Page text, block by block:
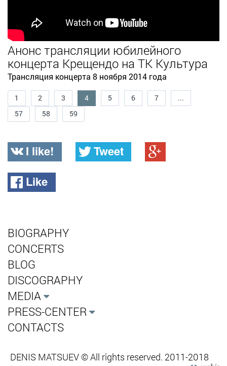
Анонс трансляции юбилейного
концерта Крещендо на ТК Культура
Трансляция концерта 8 ноября 2014 года
1 2 3 4 5 6 7
...
57
58 59
I like!
Tweet
Like
BIOGRAPHY
CONCERTS
BLOG
DISCOGRAPHY
MEDIA
PRESS-CENTER
CONTACTS
DENIS MATSUEV © All rights reserved. 2011-2018